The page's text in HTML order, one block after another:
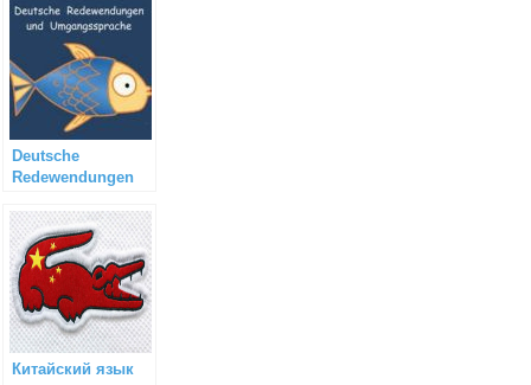
Deutsche
Redewendungen
Umgangssprache
Китайский язык